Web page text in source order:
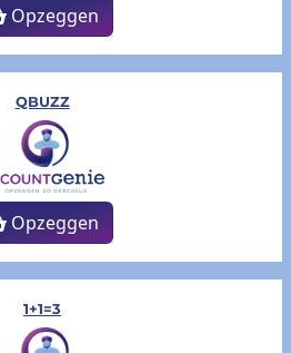
Opzeggen
QBUZZ
Opzeggen
1+1=3